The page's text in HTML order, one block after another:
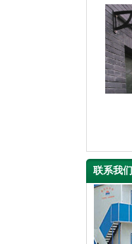
联系我们